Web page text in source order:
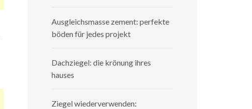
Ausgleichsmasse zement: perfekte
böden für jedes projekt
Dachziegel: die krönung ihres
hauses
Ziegel wiederverwenden: